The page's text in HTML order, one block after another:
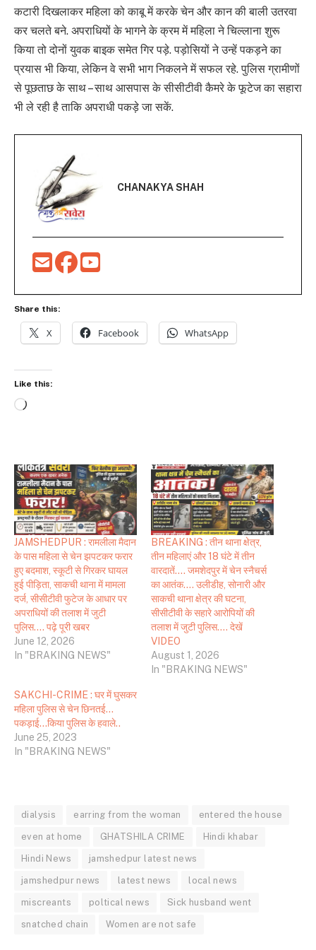
कटारी दिखलाकर महिला को काबू में करके चेन और कान की बाली उतरवा
कर चलते बने. अपराधियों के भागने के क्रम में महिला ने चिल्लाना शुरू
किया तो दोनों युवक बाइक समेत गिर पड़े. पड़ोसियों ने उन्हें पकड़ने का
प्रयास भी किया, लेकिन वे सभी भाग निकलने में सफल रहे. पुलिस ग्रामीणों
से पूछताछ के साथ – साथ आसपास के सीसीटीवी कैमरे के फूटेज का सहारा
भी ले रही है ताकि अपराधी पकड़े जा सकें.
CHANAKYA SHAH
Share this:
X Facebook WhatsApp
Like this:
Loading…
JAMSHEDPUR : रामलीला मैदान
के पास महिला से चेन झपटकर फरार
हुए बदमाश, स्कूटी से गिरकर घायल
हुई पीड़िता, साकची थाना में मामला
दर्ज, सीसीटीवी फुटेज के आधार पर
अपराधियों की तलाश में जुटी
पुलिस…. पढ़े पूरी खबर
June 12, 2026
In "BRAKING NEWS"
BREAKING : तीन थाना क्षेत्र,
तीन महिलाएं और 18 घंटे में तीन
वारदातें…. जमशेदपुर में चेन स्नैचर्स
का आतंक…. उलीडीह, सोनारी और
साकची थाना क्षेत्र की घटना,
सीसीटीवी के सहारे आरोपियों की
तलाश में जुटी पुलिस…. देखें
VIDEO
August 1, 2026
In "BRAKING NEWS"
SAKCHI-CRIME : घर में घुसकर
महिला पुलिस से चेन छिनतई…
पकड़ाई…किया पुलिस के हवाले..
June 25, 2023
In "BRAKING NEWS"
dialysis earring from the woman entered the house
even at home GHATSHILA CRIME Hindi khabar
Hindi News jamshedpur latest news
jamshedpur news latest news local news
miscreants poltical news Sick husband went
snatched chain Women are not safe